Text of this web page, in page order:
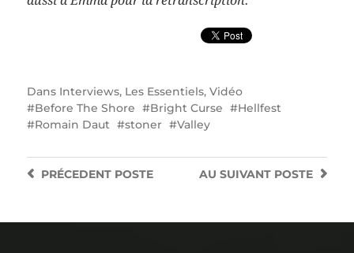
Dans Interviews, Les Essentiels, Vidéo
Before The Shore
Bright Curse
Hellfest
Romain Daut
stoner Valley
AU SUIVANT POSTE
PRÉCEDENTPOSTE